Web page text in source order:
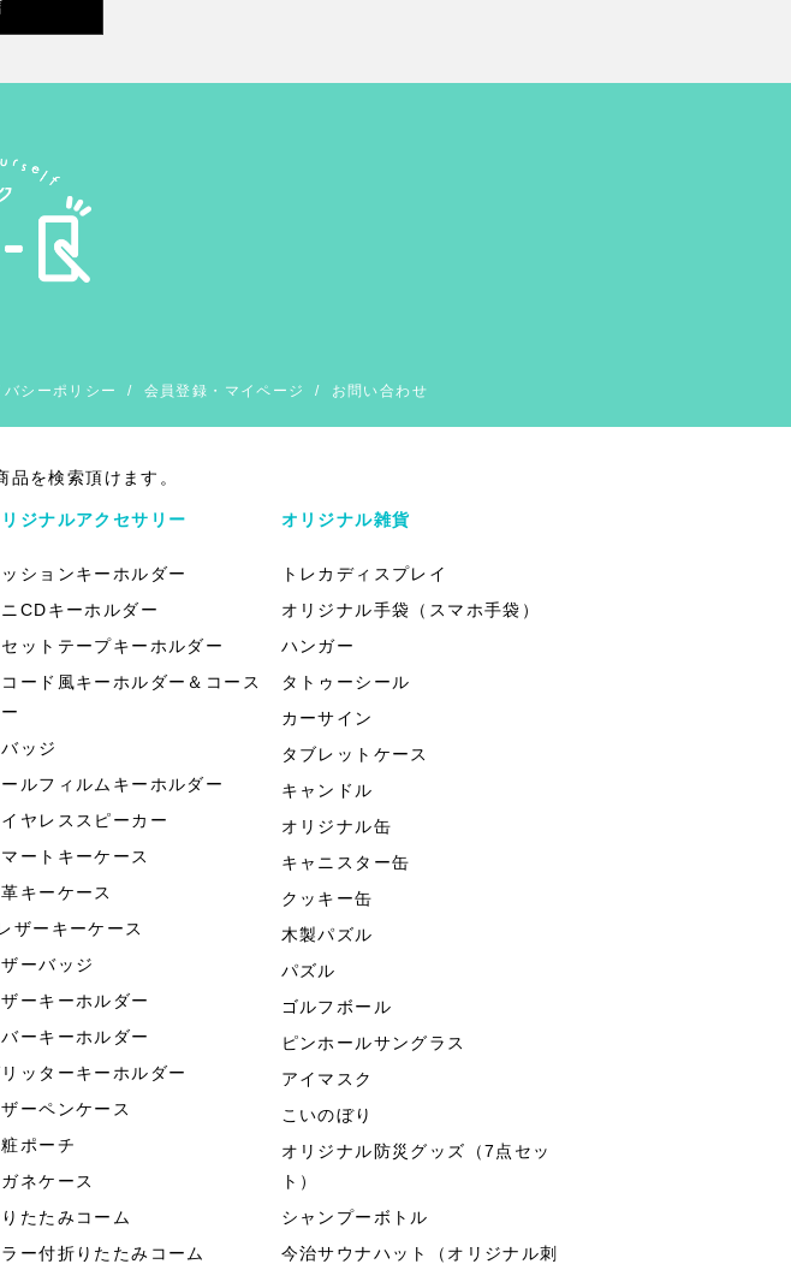
バシーポリシー / 会員登録・マイページ / お問い合わせ
を検索頂けます。
ジナルアクセサリー
ションキーホルダー
ニCDキーホルダー
ットテープキーホルダー
コード風キーホルダー＆コース
ッジ
ールフィルムキーホルダー
ヤレススピーカー
マートキーケース
キーケース
ザーキーケース
ザーバッジ
ザーキーホルダー
ーキーホルダー
ッターキーホルダー
ザーペンケース
ポーチ
ガネケース
たたみコーム
ラー付折りたたみコーム
オリジナル雑貨
トレカディスプレイ
オリジナル手袋（スマホ手袋）
ハンガー
タトゥーシール
カーサイン
タブレットケース
キャンドル
オリジナル缶
キャニスター缶
クッキー缶
木製パズル
パズル
ゴルフボール
ピンホールサングラス
アイマスク
こいのぼり
オリジナル防災グッズ（7点セッ
ト）
シャンプーボトル
今治サウナハット（オリジナル刺